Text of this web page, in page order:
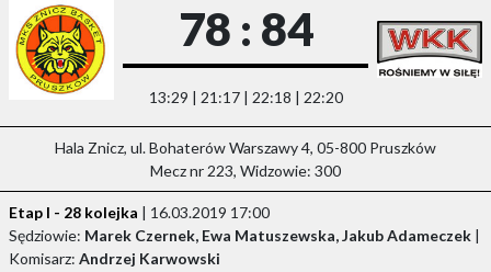
78 : 84
13:29 | 21:17 | 22:18 | 22:20
Hala Znicz, ul. Bohaterów Warszawy 4, 05-800 Pruszków
Mecz nr 223, Widzowie: 300
Etap I - 28 kolejka | 16.03.2019 17:00
Sędziowie: Marek Czernek, Ewa Matuszewska, Jakub Adameczek |
Komisarz: Andrzej Karwowski